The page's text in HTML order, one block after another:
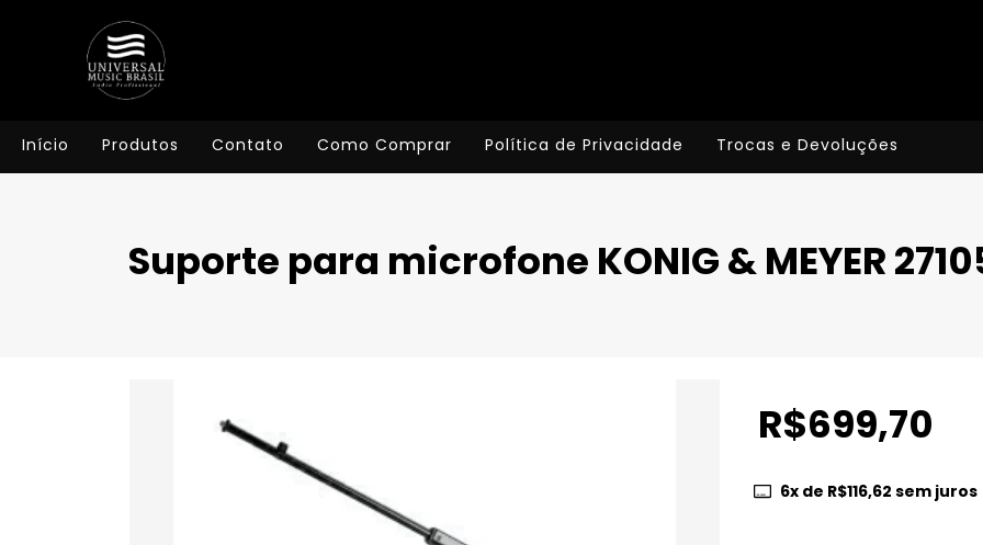
Início Produtos Contato Como Comprar Política de Privacidade Trocas e Devoluções
Suporte para microfone KONIG & MEYER
R$699,70
6x de R$116,62 sem juros